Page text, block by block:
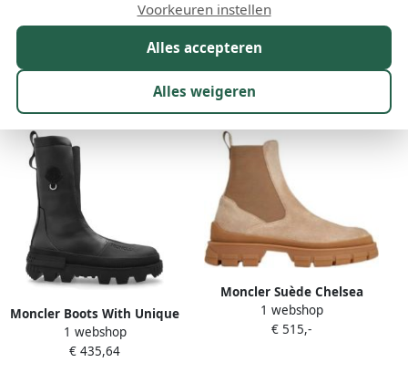
Kleur Prijs
26 resultaten:
Moncler Boots With Unique
Metal Ring in zwart
1 webshop
€ 435,64
Moncler Suède Chelsea
Laarzen met Profielzool
Beige Dames
1 webshop
€ 515,-
Alles accepteren
Alles weigeren
Voorkeuren instellen